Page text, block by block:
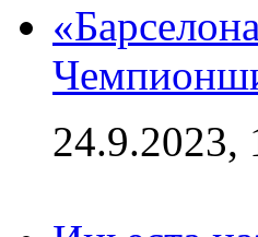
24.9.2023,